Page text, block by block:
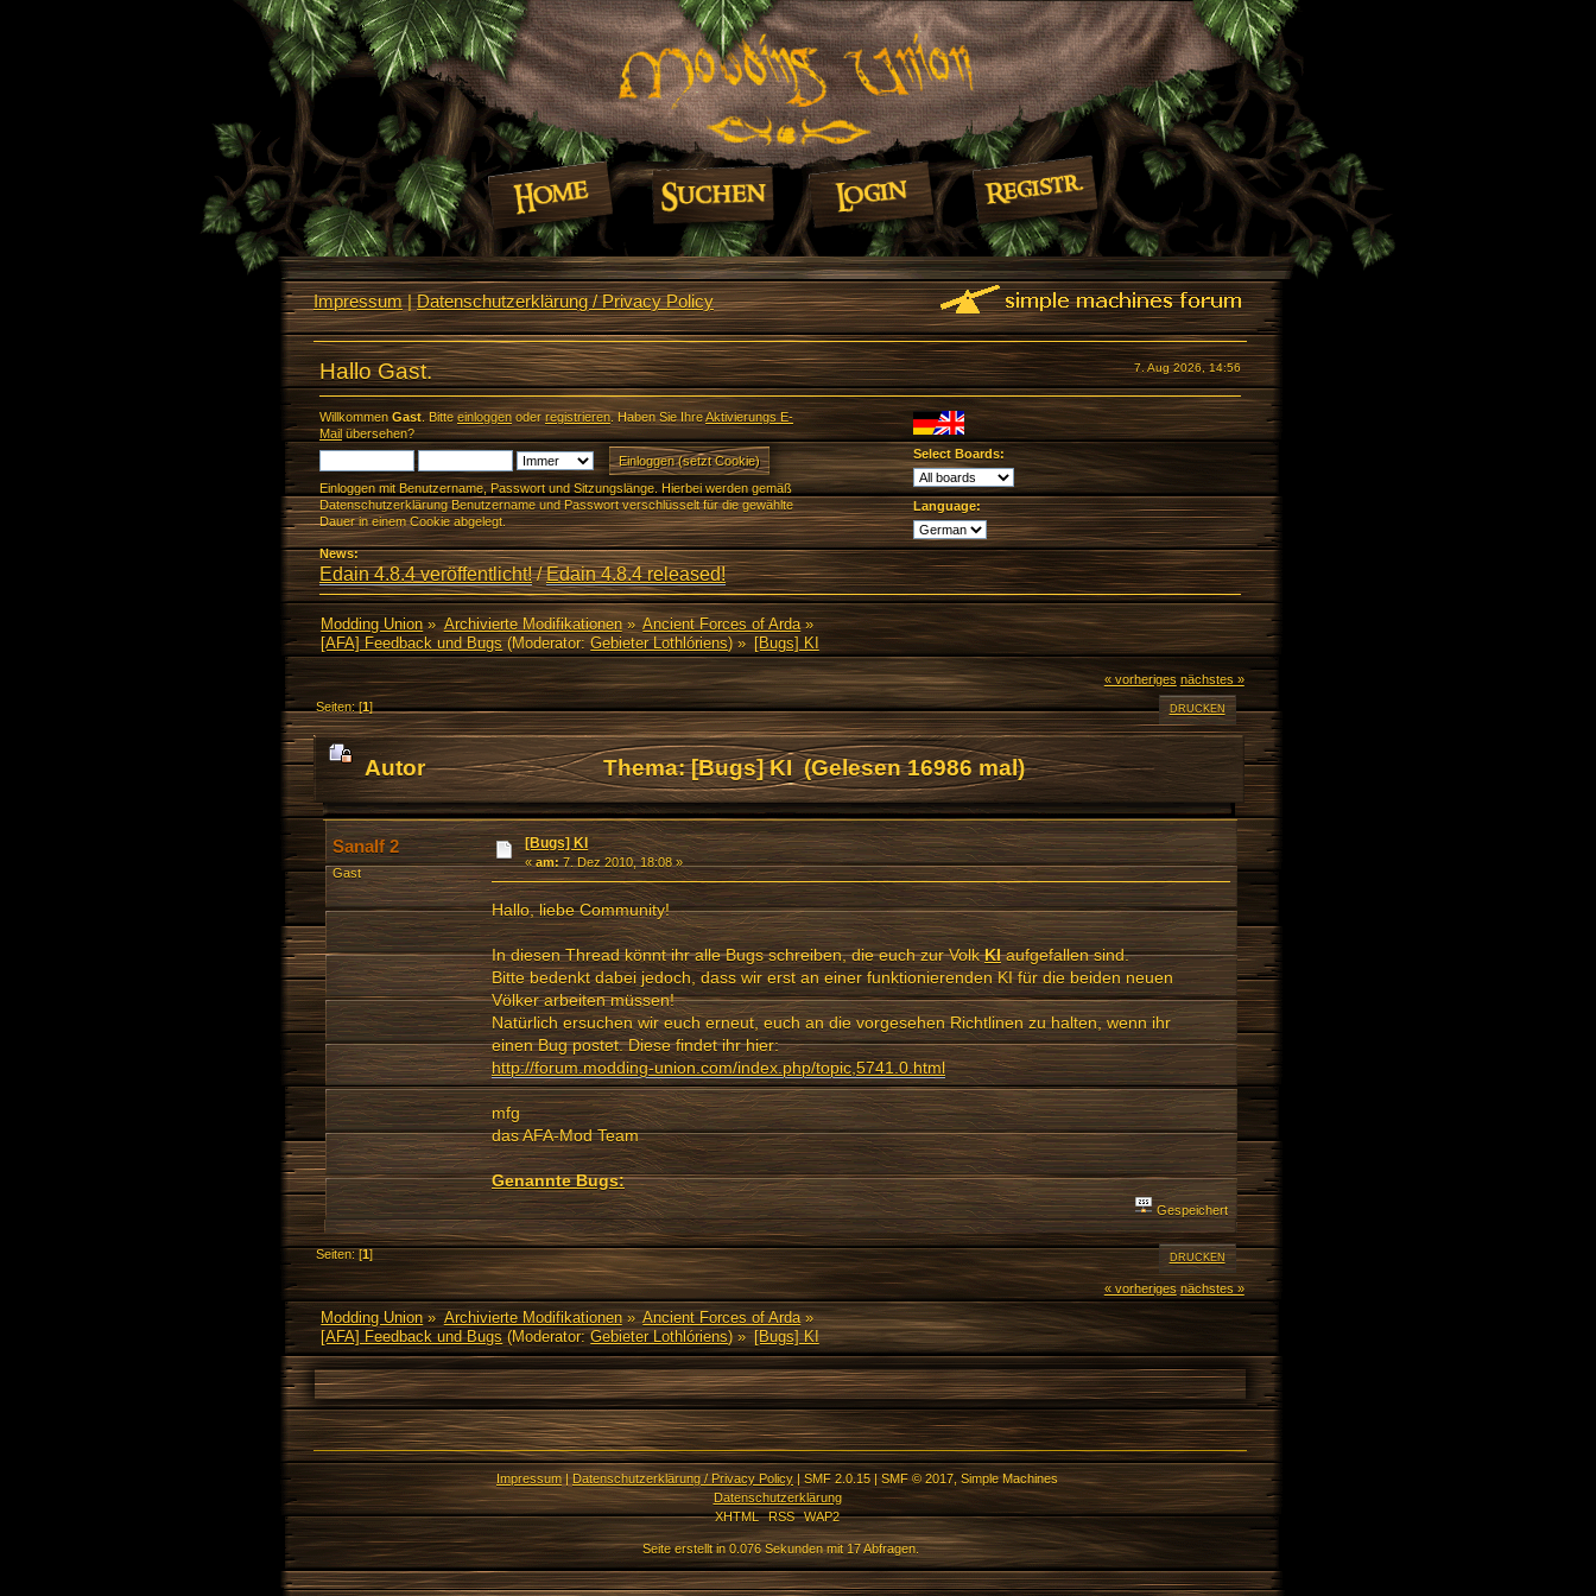
Impressum|Datenschutzerklärung / Privacy Policy
7. Aug 2026, 14:56
Hallo Gast.
Willkommen Gast. Bitte einloggenoderregistrieren. Haben Sie IhreAktivierungs E-
Mailübersehen?
Einloggen mit Benutzername, Passwort und Sitzungslänge. Hierbei werden gemäß
Datenschutzerklärung Benutzername und Passwort verschlüsselt für die gewählte
Dauer in einem Cookie abgelegt.
Select Boards:
Language:
News:
Edain 4.8.4 veröffentlicht!/Edain 4.8.4 released!
Modding Union» Archivierte Modifikationen» Ancient Forces of Arda»
[AFA] Feedback und Bugs(Moderator:Gebieter Lothlóriens) » [Bugs] KI
« vorheriges nächstes »
DRUCKEN
Seiten: [1]
Autor Thema: [Bugs] KI (Gelesen 16986 mal)
Sanalf 2
Gast
[Bugs] KI
«am:7. Dez 2010, 18:08 »
Hallo, liebe Community!
In diesen Thread könnt ihr alle Bugs schreiben, die euch zur VolkKIaufgefallen sind.
Bitte bedenkt dabei jedoch, dass wir erst an einer funktionierenden KI für die beiden neuen
Völker arbeiten müssen!
Natürlich ersuchen wir euch erneut, euch an die vorgesehen Richtlinen zu halten, wenn ihr
einen Bug postet. Diese findet ihr hier:
http://forum.modding-union.com/index.php/topic,5741.0.html
mfg
das AFA-Mod Team
Genannte Bugs:
Gespeichert
DRUCKEN
Seiten: [1]
« vorheriges nächstes »
Modding Union» Archivierte Modifikationen» Ancient Forces of Arda»
[AFA] Feedback und Bugs(Moderator:Gebieter Lothlóriens) » [Bugs] KI
Impressum|Datenschutzerklärung / Privacy Policy | SMF 2.0.15|SMF © 2017 Simple Machines
Datenschutzerklärung
XHTML
RSS WAP2
Seite erstellt in 0.076 Sekunden mit 17 Abfragen.